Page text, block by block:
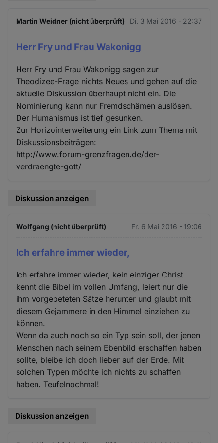
Martin Weidner (nicht überprüft) Di. 3 Mai 2016 - 22:37
Herr Fry und Frau Wakonigg
Herr Fry und Frau Wakonigg sagen zur
Theodizee-Frage nichts Neues und gehen auf die
aktuelle Diskussion überhaupt nicht ein. Die
Nominierung kann nur Fremdschämen auslösen.
Der Humanismus ist tief gesunken.
Zur Horizointerweiterung ein Link zum Thema mit
Diskussionsbeiträgen:
http://www.forum-grenzfragen.de/der-
verdraengte-gott/
Diskussion anzeigen
Wolfgang (nicht überprüft) Fr. 6 Mai 2016 - 19:06
Ich erfahre immer wieder,
Ich erfahre immer wieder, kein einziger Christ
kennt die Bibel im vollen Umfang, leiert nur die
ihm vorgebeteten Sätze herunter und glaubt mit
diesem Gejammere in den Himmel einziehen zu
können.
Wenn da auch noch so ein Typ sein soll, der jenen
Menschen nach seinem Ebenbild erschaffen haben
sollte, bleibe ich doch lieber auf der Erde. Mit
solchen Typen möchte ich nichts zu schaffen
haben. Teufelnochmal!
Diskussion anzeigen